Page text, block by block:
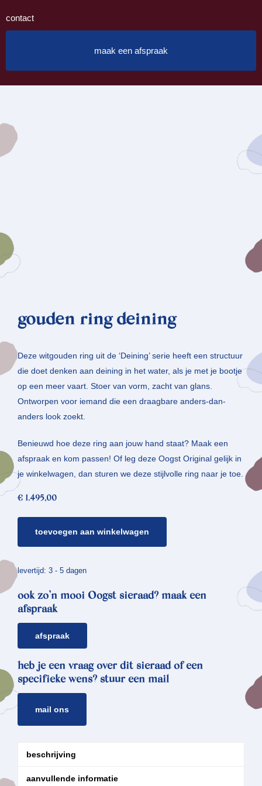
contact
maak een afspraak
gouden ring deining
Deze witgouden ring uit de ‘Deining’ serie heeft een structuur
die doet denken aan deining in het water, als je met je bootje
op een meer vaart. Stoer van vorm, zacht van glans.
Ontworpen voor iemand die een draagbare anders-dan-
anders look zoekt.
Benieuwd hoe deze ring aan jouw hand staat? Maak een
afspraak en kom passen! Of leg deze Oogst Original gelijk in
je winkelwagen, dan sturen we deze stijlvolle ring naar je toe.
€ 1.495,00
aantal
toevoegen aan winkelwagen
levertijd: 3 - 5 dagen
ook zo’n mooi Oogst sieraad? maak een
afspraak
afspraak
heb je een vraag over dit sieraad of een
specifieke wens? stuur een mail
mail ons
beschrijving
aanvullende informatie